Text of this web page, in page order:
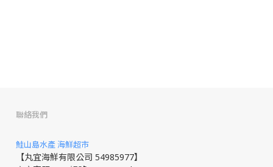
聯絡我們
鮭山島水產 海鮮超市
【丸宜海鮮有限公司 54985977】